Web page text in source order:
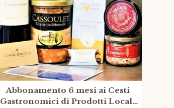
Abbonamento 6 mesi ai Cesti
Gastronomici di Prodotti Locali